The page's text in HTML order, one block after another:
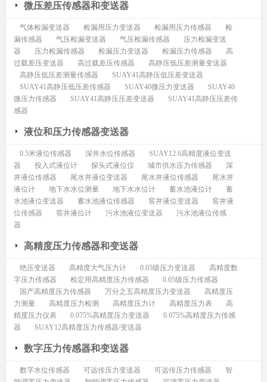
微压差压传感器和变送器
气体检漏变送器 检漏用压力变送器 检漏用压力传感器
检
漏传感器
气压检漏变送器 气压检漏传感器
压力检漏变送
器
压力检漏传感器 检漏压力变送器 检漏压力传感器
高
过载差压变送器
高过载差压传感器
高静压低压差测量变送器
高静压低压差测量传感器
SUAY41高静压低压差变送器
SUAY41高静压低压差传感器
SUAY40微压力变送器
SUAY40
微压力传感器
SUAY41高静压压差变送器
SUAY41高静压压差传
感器
液位和压力传感器变送器
0.5米液位传感器 深井水位传感器
SUAY12.6高精度液位变送
器
投入式液位计 探头式液位仪 城市供水压力传感器
深
井液位传感器
尾水井液位变送器 尾水井液位传感器
尾水井
液位计
地下水水位测量 地下水水位计 蓄水池液位计
蓄
水池液位变送器
蓄水池液位传感器 窖井液位变送器
窖井液
位传感器
窖井液位计 污水池液位变送器
污水池液位传感
器
高精度压力传感器和变送器
绝压变送器 高精度大气压力计 0.05级压力变送器
高精度数
字压力传感器
检定用高精度压力传感器
0.05级压力传感器
国产高精度压力传感器
万分之五高精度压力变送器
高精度压
力测量
高精度压力检测 高精度压力计 高精度压力表
高
精度压力仪表
0.075%高精度压力变送器
0.075%高精度压力传感
器
SUAY12高精度压力传感器/变送器
数字压力传感器和变送器
数字水位传感器 可远传压力变送器 可远传压力传感器
智